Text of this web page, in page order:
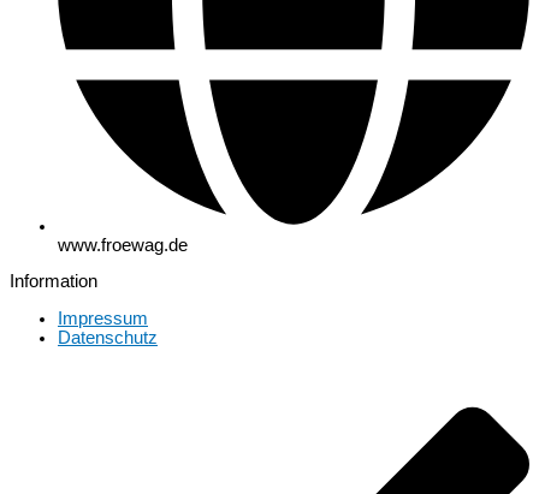
www.froewag.de
Information
Impressum
Datenschutz